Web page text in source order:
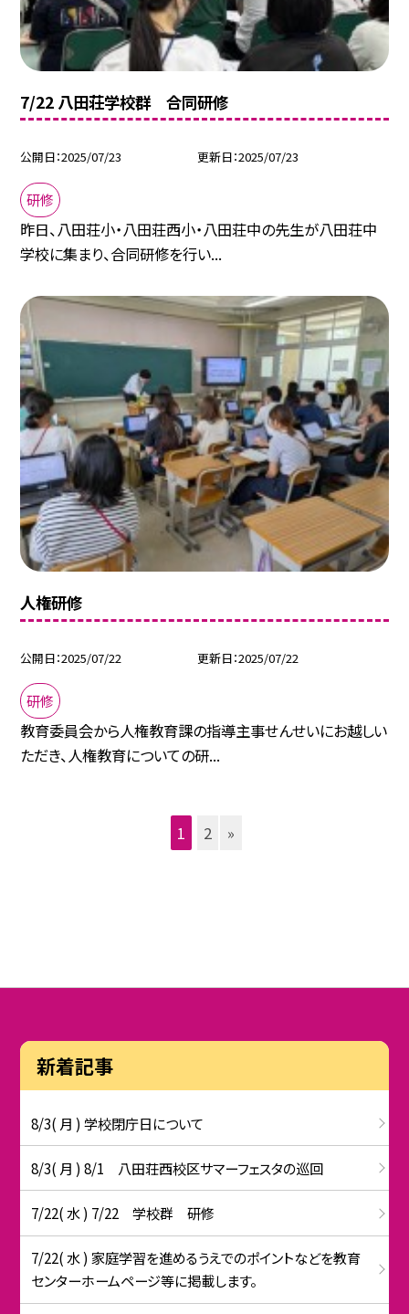
7/22 八田荘学校群 合同研修
公開日 2025/07/23 更新日 2025/07/23
研修
昨日、八田荘小・八田荘西小・八田荘中の先生が八田荘中
学校に集まり、合同研修を行い...
人権研修
公開日 2025/07/22 更新日 2025/07/22
研修
教育委員会から人権教育課の指導主事せんせいにお越しい
ただき、人権教育についての研...
1 2 »
新着記事
8/3( 月 ) 学校閉庁日について
8/3( 月 ) 8/1 八田荘西校区サマーフェスタの巡回
7/22( 水 ) 7/22 学校群 研修
7/22( 水 ) 家庭学習を進めるうえでのポイントなどを教育
センターホームページ等に掲載します。